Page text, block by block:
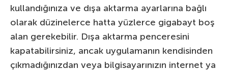
kullandığınıza ve dışa aktarma ayarlarına bağlı
olarak düzinelerce hatta yüzlerce gigabayt boş
alan gerekebilir. Dışa aktarma penceresini
kapatabilirsiniz, ancak uygulamanın kendisinden
çıkmadığınızdan veya bilgisayarınızın internet ya